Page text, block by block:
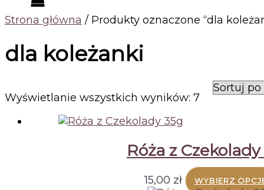
Strona główna / Produkty oznaczone “dla
dla koleżanki
Wyświetlanie wszystkich wyników: 7
niskiej
do
wysokiej
Róża z
15,00 zł WYBIERZ